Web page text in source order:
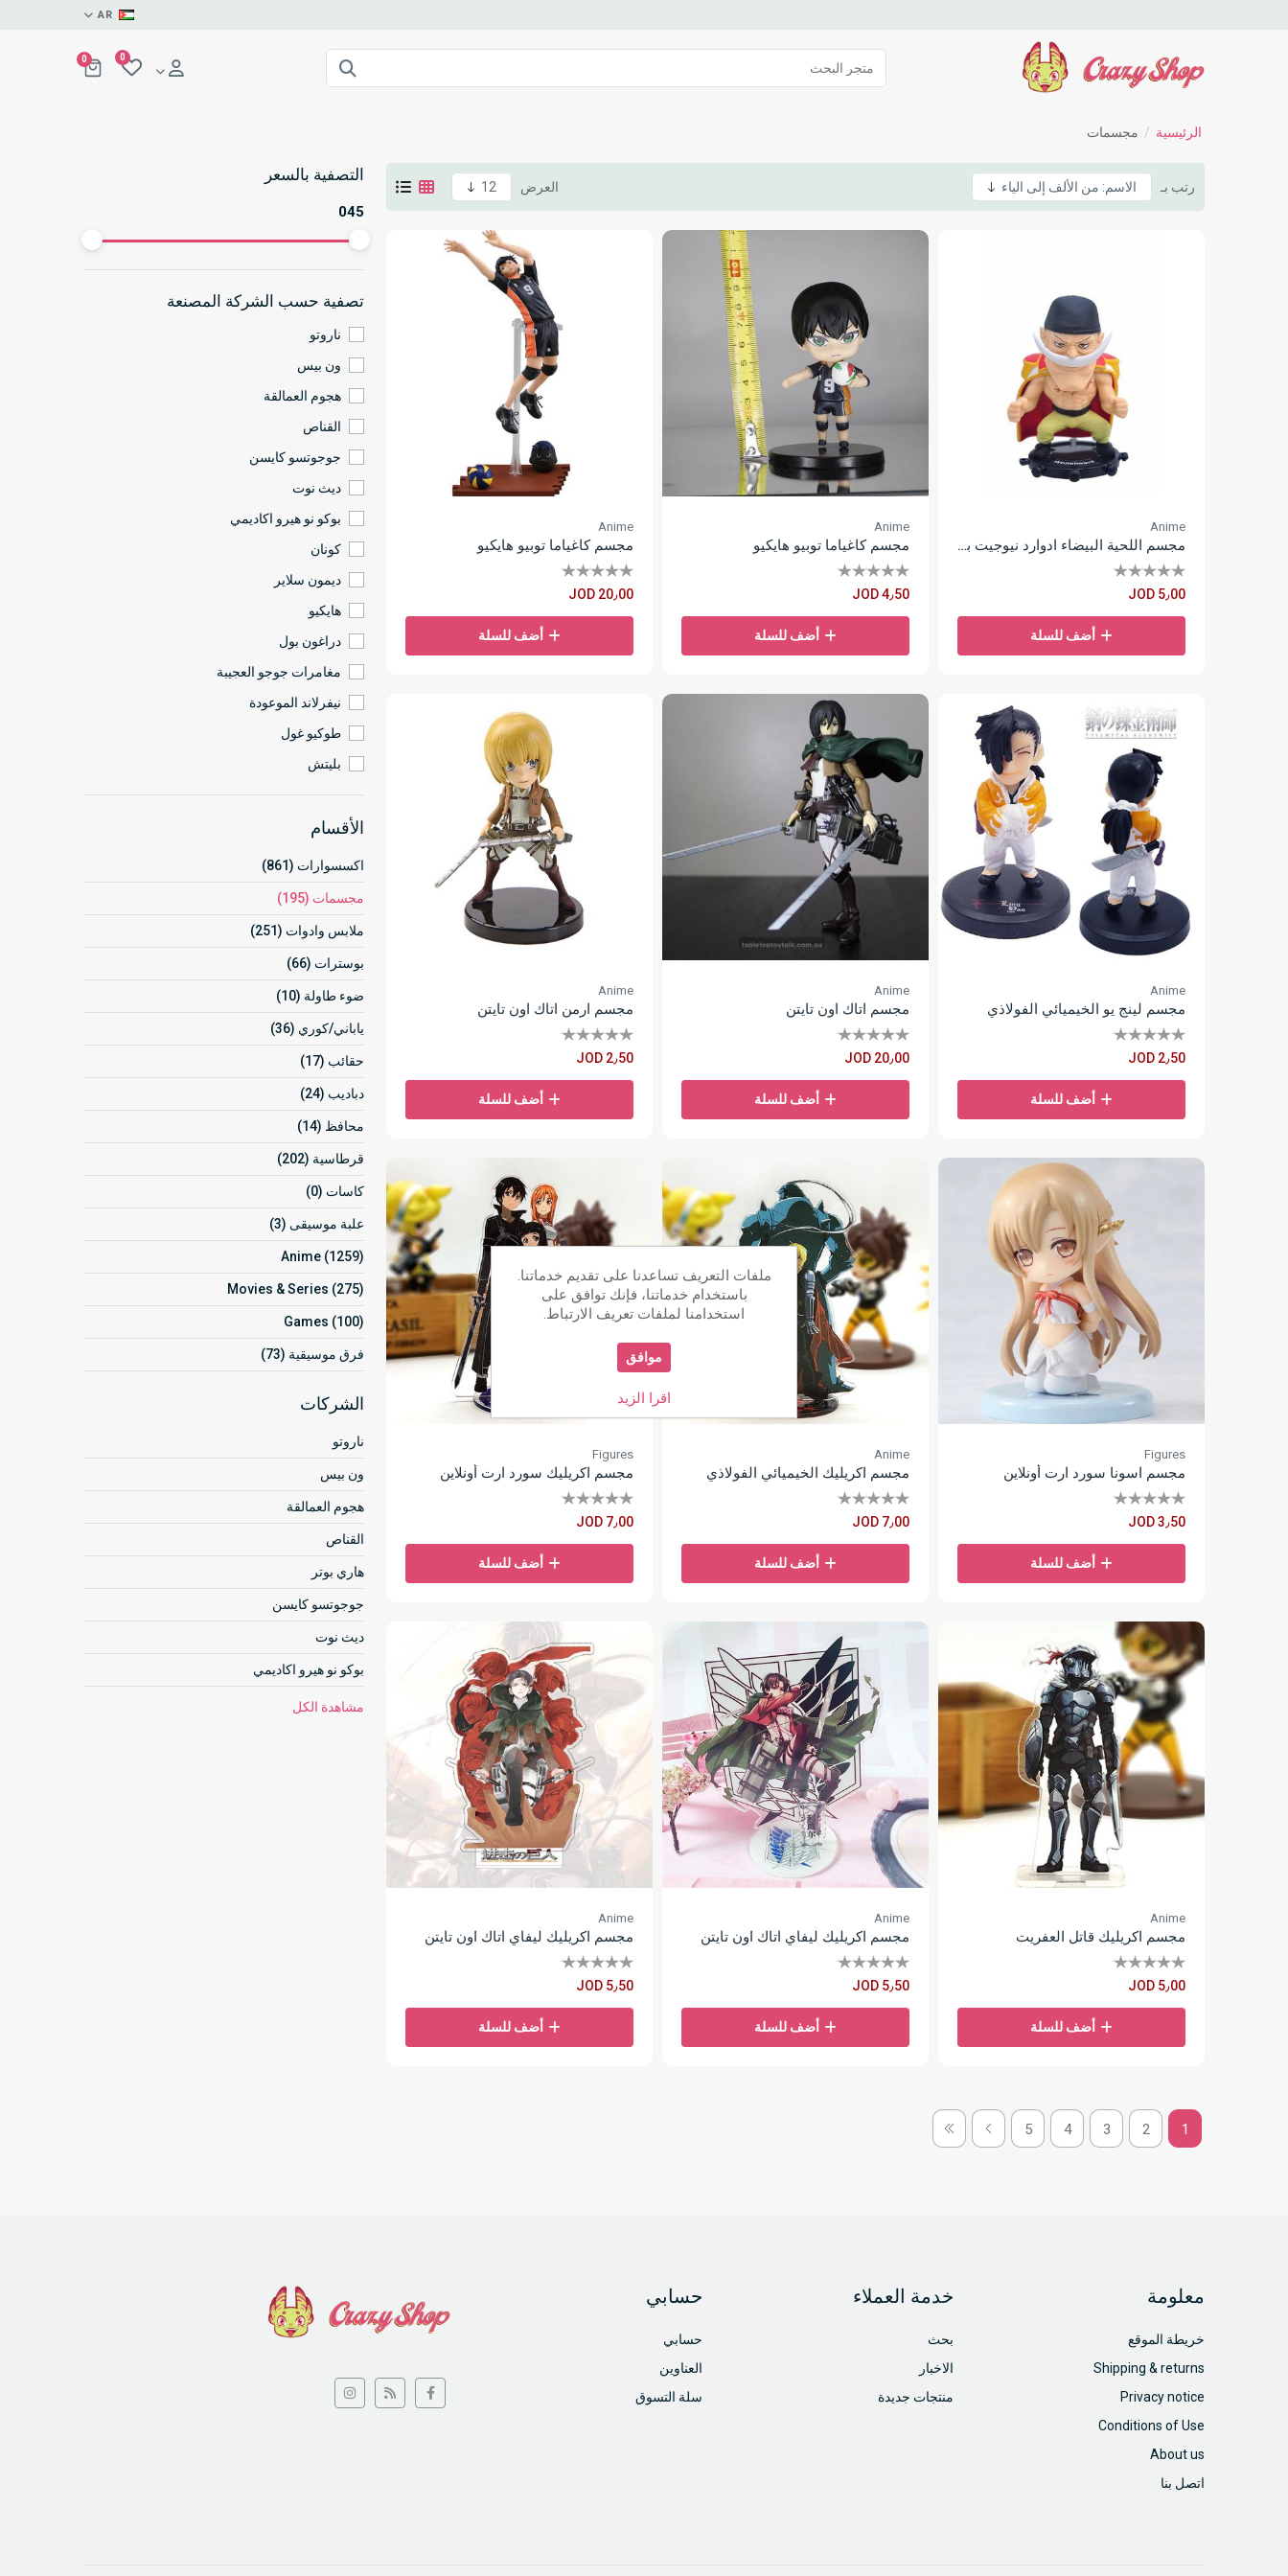
AR
0
0
الرئيسية / مجسمات
التصفية بالسعر
045
تصفية حسب الشركة المصنعة
ناروتو
ون بيس
هجوم العمالقة
القناص
جوجوتسو كايسن
ديث نوت
بوكو نو هيرو اكاديمي
كونان
ديمون سلاير
هايكيو
دراغون بول
مغامرات جوجو العجيبة
نيفرلاند الموعودة
طوكيو غول
بليتش
الأقسام
اكسسوارات (861)
مجسمات (195)
ملابس وادوات (251)
بوسترات (66)
ضوء طاولة (10)
ياباني/كوري (36)
حقائب (17)
دباديب (24)
محافظ (14)
قرطاسية (202)
كاسات (0)
علبة موسيقى (3)
Anime (1259)
Movies & Series (275)
Games (100)
فرق موسيقية (73)
الشركات
ناروتو
ون بيس
هجوم العمالقة
القناص
هاري بوتر
جوجوتسو كايسن
ديث نوت
بوكو نو هيرو اكاديمي
مشاهدة الكل
رتب بـ العرض
Anime
مجسم اللحية البيضاء ادوارد نيوجيت بيس
JOD 5٫00
أضف للسلة
Anime
مجسم كاغياما توبيو هايكيو
JOD 4٫50
أضف للسلة
Anime
مجسم كاغياما توبيو هايكيو
JOD 20٫00
أضف للسلة
Anime
مجسم لينج يو الخيميائي الفولاذي
JOD 2٫50
أضف للسلة
Anime
مجسم اتاك اون تايتن
JOD 20٫00
أضف للسلة
Anime
مجسم ارمن اتاك اون تايتن
JOD 2٫50
أضف للسلة
Figures
مجسم اسونا سورد ارت أونلاين
JOD 3٫50
أضف للسلة
Anime
مجسم اكريليك الخيميائي الفولاذي
JOD 7٫00
أضف للسلة
Figures
مجسم اكريليك سورد ارت أونلاين
JOD 7٫00
أضف للسلة
Anime
مجسم اكريليك قاتل العفريت
JOD 5٫00
أضف للسلة
Anime
مجسم اكريليك ليفاي اتاك اون تايتن
JOD 5٫50
أضف للسلة
Anime
مجسم اكريليك ليفاي اتاك اون تايتن
JOD 5٫50
أضف للسلة
1
2
3
4
5
معلومة
خريطة الموقع
Shipping & returns
Privacy notice
Conditions of Use
About us
اتصل بنا
خدمة العملاء
بحث
الاخبار
منتجات جديدة
حسابي
حسابي
العناوين
سلة التسوق
ملفات التعريف تساعدنا على تقديم خدماتنا.
باستخدام خدماتنا، فإنك توافق على
استخدامنا لملفات تعريف الارتباط.
موافق
اقرا الزيد